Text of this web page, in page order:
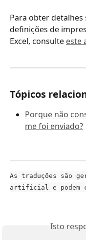
Para obter
definições de
Excel, consulte este
Tópicos
Porque não
me foi enviado?
As traduções são
artificial e podem
Isto